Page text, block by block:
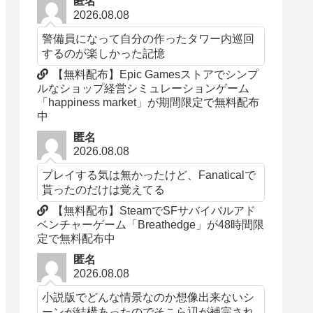
2026.08.08
警備員になって自分の作ったタワー内巡回
するのが楽しかった記憶
【無料配布】Epic Gamesストアでシンプ
ルなショップ経営シミュレーションゲーム
「happiness market」が期間限定で無料配布
中
匿名
2026.08.08
プレイする気は無かったけど、Fanaticalで
貰ったのだけは覚えてる
【無料配布】SteamでSFサバイバルアド
ベンチャーゲーム「Breathedge」が48時間限
定で無料配布中
匿名
2026.08.08
小説版でどんな情景なのか想像出来ないシ